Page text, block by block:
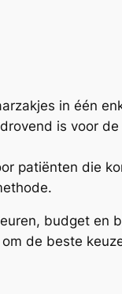
in één
is voor
patiënten die
budget en
de beste